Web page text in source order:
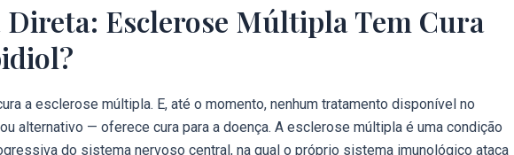
Direta: Esclerose Múltipla Tem Cura
a esclerose múltipla. E, até o momento, nenhum tratamento disponível no
alternativo — oferece cura para a doença. A esclerose múltipla é uma condição
do sistema nervoso central, na qual o próprio sistema imunológico ataca